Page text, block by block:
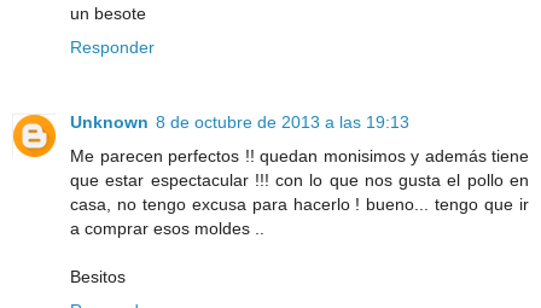
un besote
Responder
Unknown 8 de octubre de 2013 a las 19:13
Me parecen perfectos !! quedan monisimos y además tiene
que estar espectacular !!! con lo que nos gusta el pollo en
casa, no tengo excusa para hacerlo ! bueno... tengo que ir
a comprar esos moldes ..
Besitos